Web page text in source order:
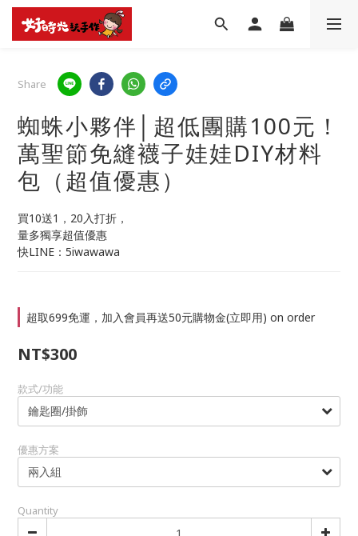
Share
蜘蛛小夥伴│超低團購100元！
萬聖節免縫襪子娃娃DIY材料
包（超值優惠）
買10送1，20入打折，
量多獨享超值優惠
快LINE：5iwawawa
超取699免運，加入會員再送50元購物金(立即用) on order
NT$300
款式/功能
優惠方案
Quantity